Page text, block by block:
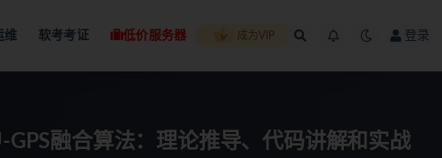
维 软考考证 低价服务器 成为VIP 登录
融合算法：理论推导、代码讲解和实战